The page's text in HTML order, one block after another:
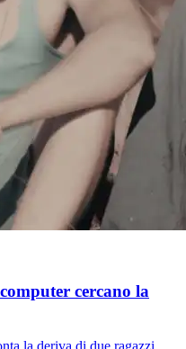
cercano la
la deriva di due ragazzi